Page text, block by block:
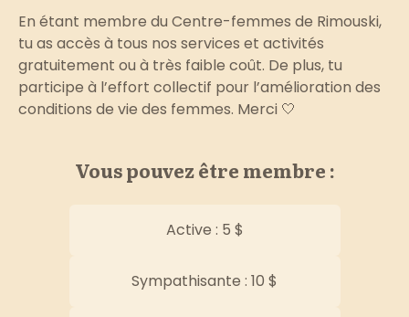
En étant membre du Centre-femmes de Rimouski,
tu as accès à tous nos services et activités
gratuitement ou à très faible coût. De plus, tu
participe à l’effort collectif pour l’amélioration des
conditions de vie des femmes. Merci 🤍
Vous pouvez être membre :
Active : 5 $
Sympathisante : 10 $